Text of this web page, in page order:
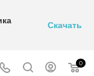
0
Скачать